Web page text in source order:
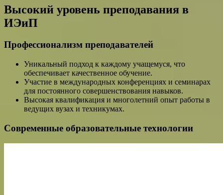
Высокий уровень преподавания в
ИЭиП
Профессионализм преподавателей
Уникальный подход к каждому учащемуся, что
обеспечивает качественное обучение.
Участие в международных конференциях и семинарах
для постоянного совершенствования навыков.
Высокая квалификация и многолетний опыт работы в
ведущих вузах и техникумах.
Современные образовательные технологии